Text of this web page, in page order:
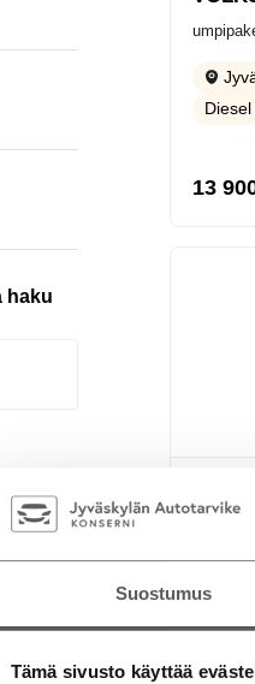
Suostumus
Tämä sivusto käyttää
haku
Diesel
13